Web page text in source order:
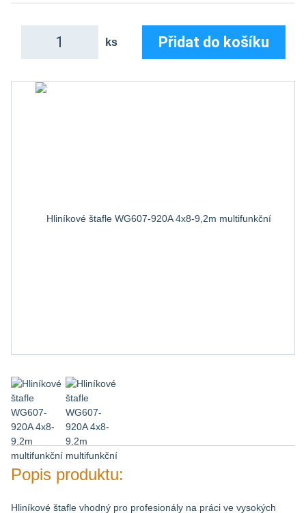
ks Přidat do košíku
Popis produktu:
Hliníkové štafle vhodný pro profesionály na práci ve vysokých